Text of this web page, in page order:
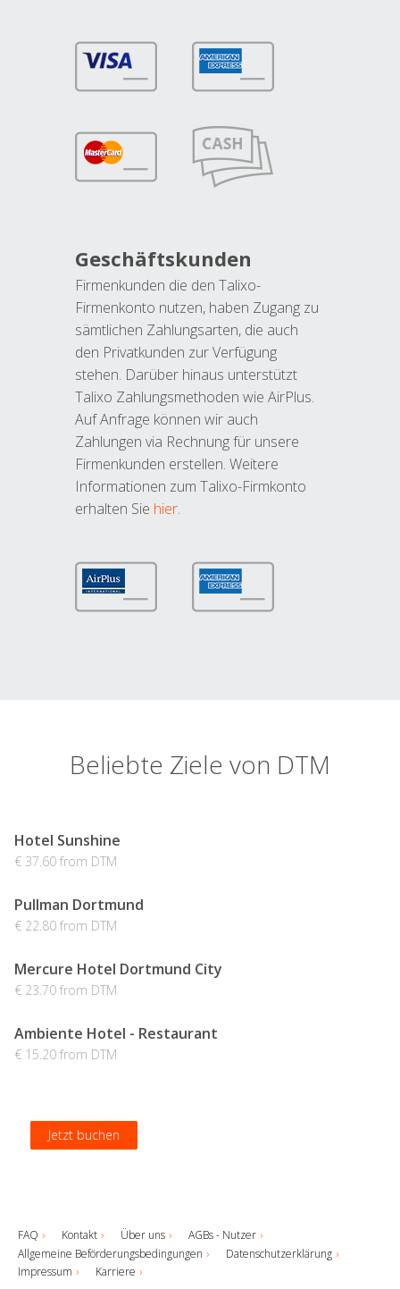
Geschäftskunden
Firmenkunden die den Talixo-
Firmenkonto nutzen, haben Zugang zu
sämtlichen Zahlungsarten, die auch
den Privatkunden zur Verfügung
stehen. Darüber hinaus unterstützt
Talixo Zahlungsmethoden wie AirPlus.
Auf Anfrage können wir auch
Zahlungen via Rechnung für unsere
Firmenkunden erstellen. Weitere
Informationen zum Talixo-Firmkonto
erhalten Sie hier.
Beliebte Ziele von DTM
Hotel Sunshine
€ 37.60 from DTM
Jetzt buchen
Pullman Dortmund
€ 22.80 from DTM
Jetzt buchen
Mercure Hotel Dortmund City
€ 23.70 from DTM
Jetzt buchen
Ambiente Hotel - Restaurant
€ 15.20 from DTM
Jetzt buchen
FAQ Kontakt Über uns
AGBs - Nutzer
Allgemeine Beförderungsbedingungen
Datenschutzerklärung
Impressum
Karriere